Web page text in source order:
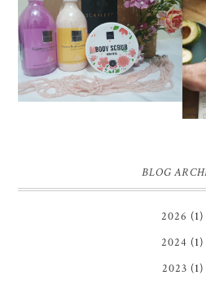
REVIEW SCARLETT
WHITENING BODY
LOTION, BODY SCRUB
DAN SHOWER SCRUB |
FIRST IMPRESSION
BLOG
2026 (1)
2024 (1)
2023 (1)